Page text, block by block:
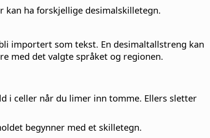
kan ha forskjellige desimalskilletegn.
importert som tekst. En desimaltallstreng kan
med det valgte språket og regionen.
i celler når du limer inn tomme. Ellers sletter
begynner med et skilletegn.